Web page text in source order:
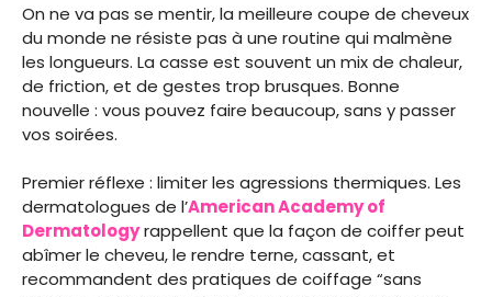
On ne va pas se mentir, la meilleure coupe de cheveux
du monde ne résiste pas à une routine qui malmène
les longueurs. La casse est souvent un mix de chaleur,
de friction, et de gestes trop brusques. Bonne
nouvelle : vous pouvez faire beaucoup, sans y passer
vos soirées.
Premier réflexe : limiter les agressions thermiques. Les
dermatologues de l’American Academy of
Dermatologyrappellent que la façon de coiffer peut
abîmer le cheveu, le rendre terne, cassant, et
recommandent des pratiques de coiffage “sans